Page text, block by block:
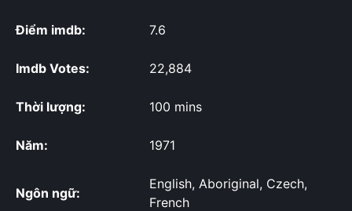
Điểm imdb: 7.6
Imdb Votes: 22,884
Thời lượng: 100 mins
Năm: 1971
Ngôn ngữ:
English, Aboriginal, Czech,
French